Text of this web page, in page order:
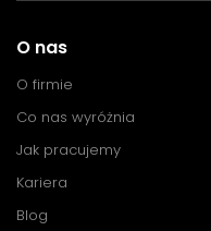
O nas
O firmie
Co nas wyróżnia
Jak pracujemy
Kariera
Blog